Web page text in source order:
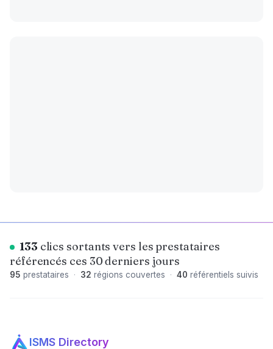
133 clics sortants vers les prestataires
référencés ces 30 derniers jours
95 prestataires · 32 régions couvertes · 40 référentiels suivis
ISMS Directory